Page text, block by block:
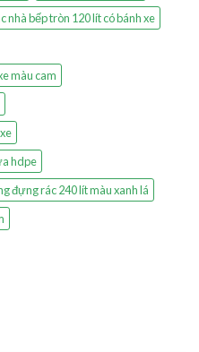
nhà bếp tròn 120 lít có bánh xe
màu cam
hdpe
đựng rác 240 lít màu xanh lá